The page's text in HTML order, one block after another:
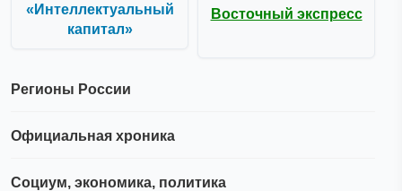
«Интеллектуальный
капитал»
Восточный экспресс
Регионы России
Официальная хроника
Социум, экономика, политика